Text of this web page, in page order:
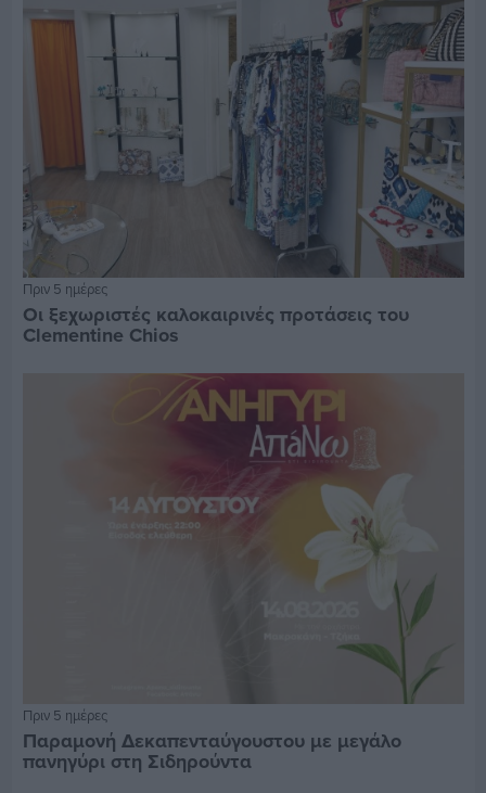
Πριν 5 ημέρες
Οι ξεχωριστές καλοκαιρινές προτάσεις του
Clementine Chios
Πριν 5 ημέρες
Παραμονή Δεκαπενταύγουστου με μεγάλο
πανηγύρι στη Σιδηρούντα